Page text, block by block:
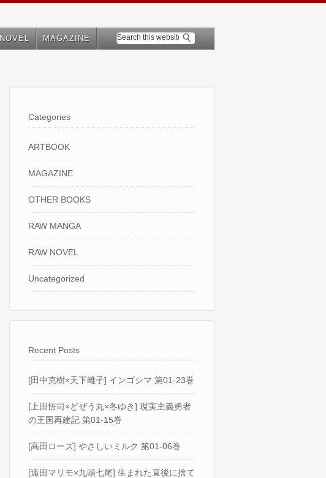
NOVEL MAGAZINE
Categories
ARTBOOK
MAGAZINE
OTHER BOOKS
RAW MANGA
RAW NOVEL
Uncategorized
Recent Posts
[田中克樹×天下雌子] インゴシマ 第01-23巻
[上田悟司×どぜう丸×冬ゆき] 現実主義勇者
の王国再建記 第01-15巻
[高田ローズ] やさしいミルク 第01-06巻
[遠田マリモ×九頭七尾] 生まれた直後に捨て